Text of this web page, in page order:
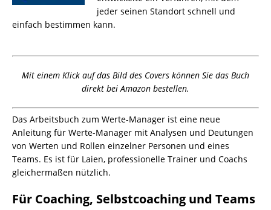
jeder seinen Standort schnell und
einfach bestimmen kann.
Mit einem Klick auf das Bild des Covers können Sie das Buch
direkt bei Amazon bestellen.
Das Arbeitsbuch zum Werte-Manager ist eine neue
Anleitung für Werte-Manager mit Analysen und Deutungen
von Werten und Rollen einzelner Personen und eines
Teams. Es ist für Laien, professionelle Trainer und Coachs
gleichermaßen nützlich.
Für Coaching, Selbstcoaching und Teams